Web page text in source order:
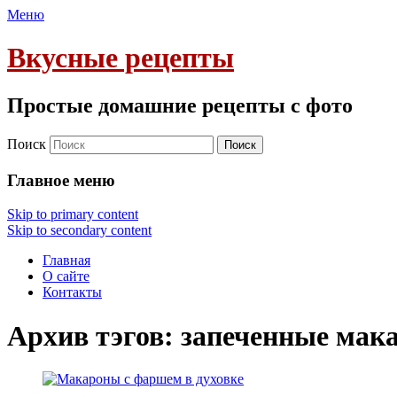
Меню
Вкусные рецепты
Простые домашние рецепты с фото
Поиск
Главное меню
Skip to primary content
Skip to secondary content
Главная
О сайте
Контакты
Архив тэгов: запеченные